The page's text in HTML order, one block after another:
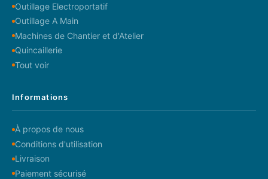
Outillage Electroportatif
Outillage A Main
Machines de Chantier et d'Atelier
Quincaillerie
Tout voir
Informations
À propos de nous
Conditions d'utilisation
Livraison
Paiement sécurisé